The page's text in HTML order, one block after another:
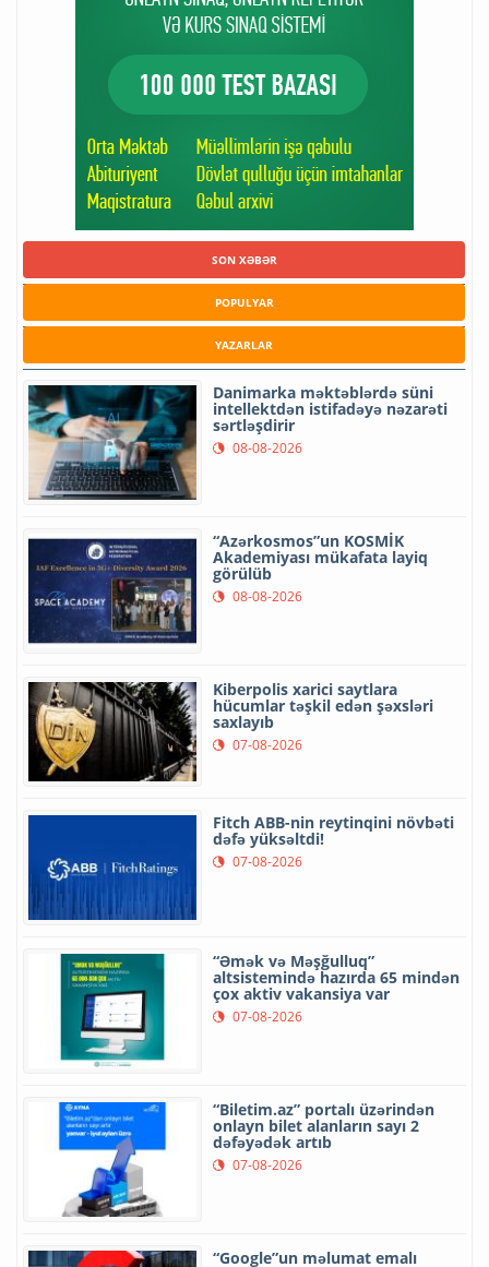
SON XƏBƏR
POPULYAR
YAZARLAR
Danimarka məktəblərdə süni
intellektdən istifadəyə nəzarəti
sərtləşdirir
08-08-2026
“Azərkosmos”un KOSMİK
Akademiyası mükafata layiq
görülüb
08-08-2026
Kiberpolis xarici saytlara
hücumlar təşkil edən şəxsləri
saxlayıb
07-08-2026
Fitch ABB-nin reytinqini növbəti
dəfə yüksəltdi!
07-08-2026
“Əmək və Məşğulluq”
altsistemində hazırda 65 mindən
çox aktiv vakansiya var
07-08-2026
“Biletim.az” portalı üzərindən
onlayn bilet alanların sayı 2
dəfəyədək artıb
07-08-2026
“Google”un məlumat emalı